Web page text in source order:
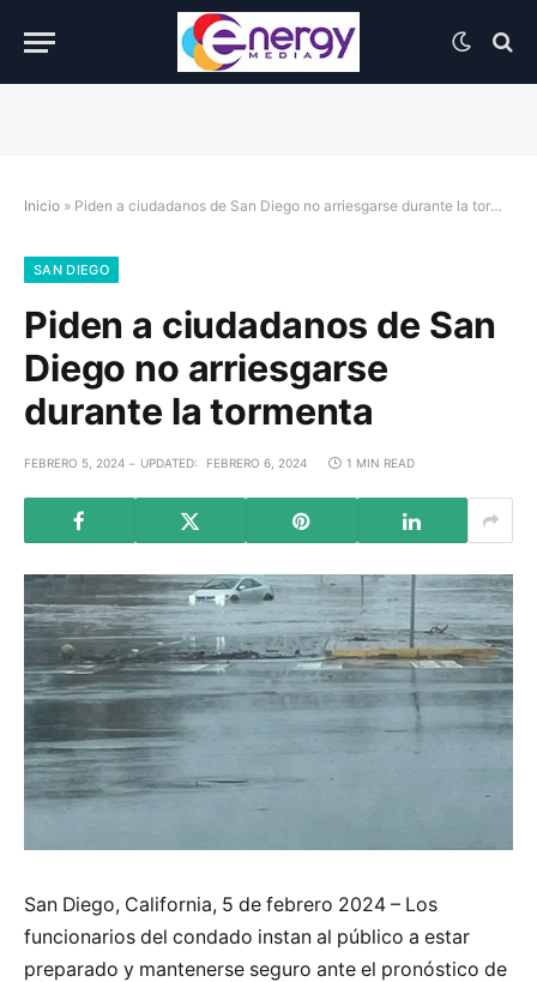
Inicio » Piden a ciudadanos de San Diego no arriesgarse durante la tormenta
SAN DIEGO
Piden a ciudadanos de San
Diego no arriesgarse
durante la tormenta
FEBRERO 5, 2024 UPDATED: FEBRERO 6, 2024 1 MIN READ
San Diego, California, 5 de febrero 2024 – Los
funcionarios del condado instan al público a estar
preparado y mantenerse seguro ante el pronóstico de